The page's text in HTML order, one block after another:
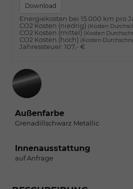
Download
Energiekosten bei 15.000 km pro
CO2 Kosten (niedrig) (Kosten
CO2 Kosten (mittel) (Kosten
CO2 Kosten (hoch) (Kosten
Jahressteuer: 107,- €
Außenfarbe
Grenadillschwarz Metallic
Innenausstattung
auf Anfrage